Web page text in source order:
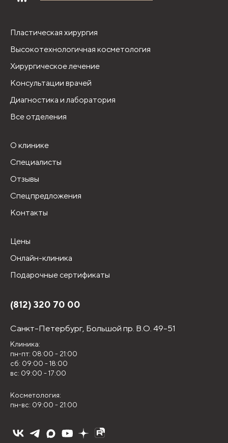
Пластическая хирургия
Высокотехнологичная косметология
Хирургическое лечение
Консультации врачей
Диагностика и лаборатория
Все отделения
О клинике
Специалисты
Отзывы
Спецпредложения
Контакты
Цены
Онлайн-клиника
Подарочные сертификаты
(812) 320 70 00
Санкт-Петербург, Большой пр. В.О. 49-51
Клиника:
пн-пт: 08:00 - 21:00
сб: 09:00 - 18:00
вс: 09:00 - 17:00
Косметология:
пн-вс: 09:00 - 21:00